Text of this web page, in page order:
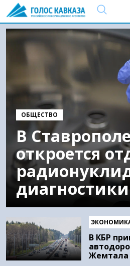
ОБЩЕСТВО
В
откроется
диагностики
В КБР
Жемтала